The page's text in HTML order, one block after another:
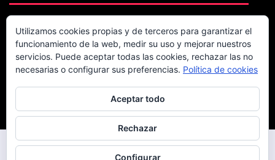
real)
1752
Canon EOS 70D. La fiera del enfoque. 1702
Forge)
1625
Copyright © 2014 El mundo de las zapateces. Todos los derechos
Utilizamos cookies propias y de terceros para garantizar el
funcionamiento de la web, medir su uso y mejorar nuestros
servicios. Puede aceptar todas las cookies, rechazar las no
necesarias o configurar sus preferencias. Política de cookies
Aceptar todo
Rechazar
Configurar